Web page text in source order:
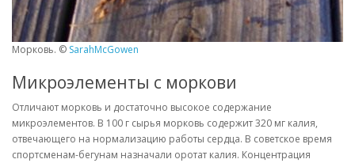
Морковь. © SarahMcGowen
Микроэлементы с моркови
Отличают морковь и достаточно высокое содержание
микроэлементов. В 100 г сырья морковь содержит 320 мг калия,
отвечающего на нормализацию работы сердца. В советское время
спортсменам-бегунам назначали оротат калия. Концентрация